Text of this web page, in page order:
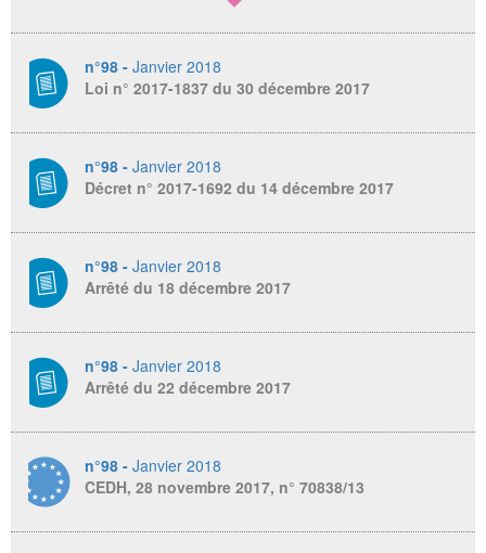
n°98 - Janvier 2018
Loi n° 2017-1837 du 30 décembre 2017
n°98 - Janvier 2018
Décret n° 2017-1692 du 14 décembre 2017
n°98 - Janvier 2018
Arrêté du 18 décembre 2017
n°98 - Janvier 2018
Arrêté du 22 décembre 2017
n°98 - Janvier 2018
CEDH, 28 novembre 2017, n° 70838/13